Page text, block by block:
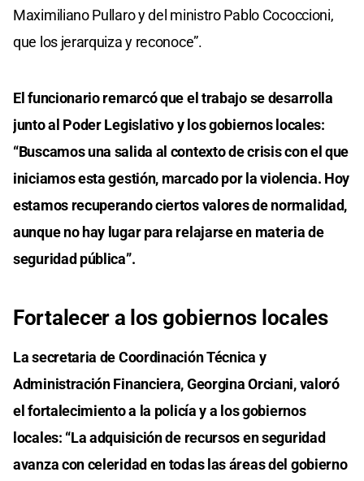
Maximiliano Pullaro y del ministro Pablo Cococcioni,
que los jerarquiza y reconoce”.
El funcionario remarcó que el trabajo se desarrolla
junto al Poder Legislativo y los gobiernos locales:
“Buscamos una salida al contexto de crisis con el que
iniciamos esta gestión, marcado por la violencia. Hoy
estamos recuperando ciertos valores de normalidad,
aunque no hay lugar para relajarse en materia de
seguridad pública”.
Fortalecer a los gobiernos locales
La secretaria de Coordinación Técnica y
Administración Financiera, Georgina Orciani, valoró
el fortalecimiento a la policía y a los gobiernos
locales: “La adquisición de recursos en seguridad
avanza con celeridad en todas las áreas del gobierno